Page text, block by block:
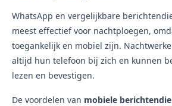
WhatsApp en vergelijkbare
meest effectief voor nachtploegen,
toegankelijk en mobiel zijn.
altijd hun telefoon bij zich en kunnen
lezen en bevestigen.
De voordelen van mobiele